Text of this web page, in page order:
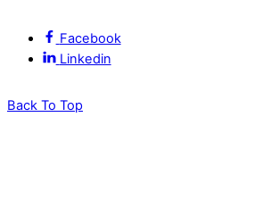
Facebook
Linkedin
Back To Top